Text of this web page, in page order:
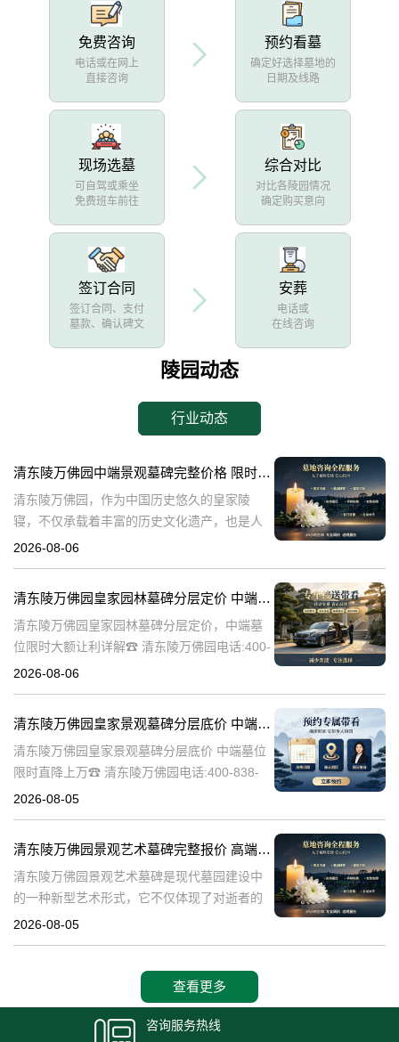
免费咨询
电话或在网上
直接咨询
预约看墓
确定好选择墓地的
日期及线路
现场选墓
可自驾或乘坐
免费班车前往
综合对比
对比各陵园情况
确定购买意向
签订合同
签订合同、支付
墓款、确认碑文
安葬
电话或
在线咨询
陵园动态
行业动态
清东陵万佛园中端景观墓碑完整价格 限时减免多年管理费详解
清东陵万佛园，作为中国历史悠久的皇家陵
寝，不仅承载着丰富的历史文化遗产，也是人
们缅怀先人、寄托哀思的重要场所。近年来，
清
2026-08-06
清东陵万佛园皇家园林墓碑分层定价 中端墓位限时大额让利详解
清东陵万佛园皇家园林墓碑分层定价，中端墓
位限时大额让利详解☎ 清东陵万佛园电话:400-
838-5063清东陵万佛园，作为中国历史上著名
2026-08-06
清东陵万佛园皇家景观墓碑分层底价 中端墓位限时直降上万
清东陵万佛园皇家景观墓碑分层底价 中端墓位
限时直降上万☎ 清东陵万佛园电话:400-838-
5063清东陵万佛园，作为中国历史上著名的皇
2026-08-05
清东陵万佛园景观艺术墓碑完整报价 高端墓型大额直降活动详解
清东陵万佛园景观艺术墓碑是现代墓园建设中
的一种新型艺术形式，它不仅体现了对逝者的
尊重和缅怀，更是一种文化艺术的传承。本文
2026-08-05
查看更多
咨询服务热线